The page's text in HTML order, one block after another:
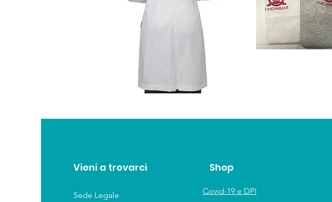
Vieni a trovarci
Sede Legale
Shop
Covid-19 e DPI